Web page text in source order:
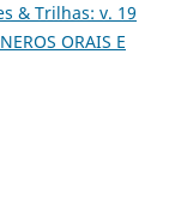
& Trilhas: v. 19
ORAIS E